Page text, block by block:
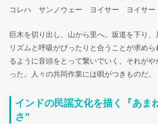
コレハ サンノウェー ヨイサー ヨイサ
巨木を切り出し、山から里へ。坂道を下り
リズムと呼吸がぴったりと合うことが求め
るように音頭をとって繋いでいく。それが
った。人々の共同作業には唄がつきものだ。
インドの民謡文化を描く『あま
さ”